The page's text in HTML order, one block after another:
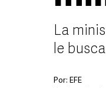
La
le
Por: EFE